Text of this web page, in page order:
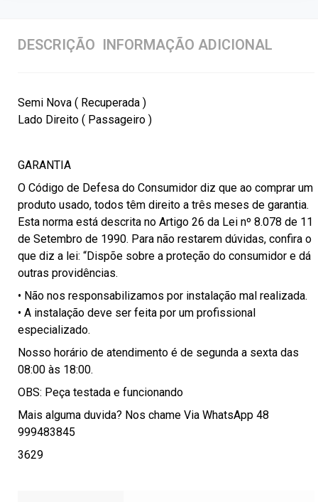
DESCRIÇÃO INFORMAÇÃO ADICIONAL
Semi Nova ( Recuperada )
Lado Direito ( Passageiro )
GARANTIA
O Código de Defesa do Consumidor diz que ao comprar um
produto usado, todos têm direito a três meses de garantia.
Esta norma está descrita no Artigo 26 da Lei nº 8.078 de 11
de Setembro de 1990. Para não restarem dúvidas, confira o
que diz a lei: “Dispõe sobre a proteção do consumidor e dá
outras providências.
• Não nos responsabilizamos por instalação mal realizada.
• A instalação deve ser feita por um profissional
especializado.
Nosso horário de atendimento é de segunda a sexta das
08:00 às 18:00.
OBS: Peça testada e funcionando
Mais alguma duvida? Nos chame Via WhatsApp 48
999483845
3629